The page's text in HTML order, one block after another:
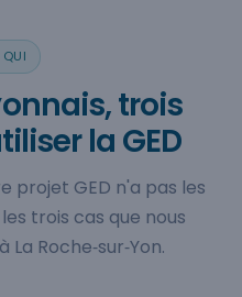
QUI
trois
la GED
projet GED n'a pas les
trois cas que nous
Roche‑sur‑Yon.